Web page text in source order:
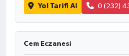
Yol Tarifi Al 0 (232)
Cem Eczanesi